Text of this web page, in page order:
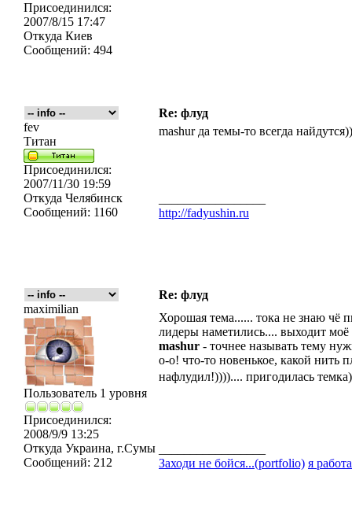
Присоединился:
2007/8/15 17:47
Откуда Киев
Сообщений: 494
Re: флуд
fev
Титан
Присоединился:
2007/11/30 19:59
Откуда Челябинск
Сообщений: 1160
mashur да темы-то всегда
http://fadyushin.ru
Re: флуд
maximilian
Пользователь 1 уровня
Присоединился:
2008/9/9 13:25
Откуда Украина, г.Сумы
Сообщений: 212
Хорошая тема...... тока не знаю чё
лидеры наметились.... выходит
mashur - точнее называть тему
о-о! что-то новенькое, какой нить
нафлудил!)))).... пригодилась
Заходи не бойся...(portfolio) я